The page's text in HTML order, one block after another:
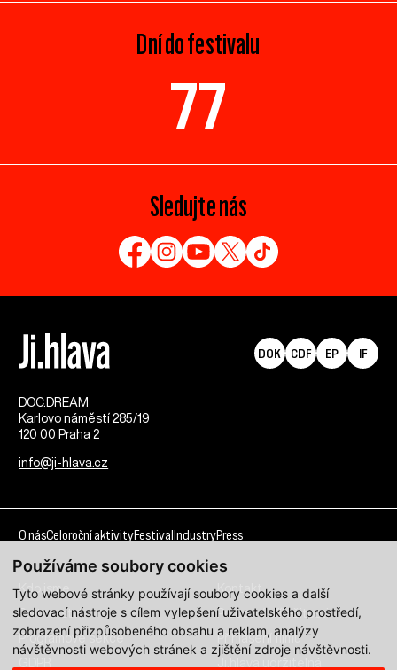
Používáme soubory cookies
Tyto webové stránky používají soubory cookies a další
sledovací nástroje s cílem vylepšení uživatelského prostředí,
zobrazení přizpůsobeného obsahu a reklam, analýzy
návštěvnosti webových stránek a zjištění zdroje návštěvnosti.
Dní do festivalu
77
Sledujte nás
DOC.DREAM​
Karlovo náměstí 285/19
120 00 Praha 2
info@ji-hlava.cz
DOK CDF EP IF
O násCeloroční aktivityFestival IndustryPress
Kdo jsme
Kontakt
Partnerství
Pracovní příležitosti
Programové sekce
Přihlášení filmu